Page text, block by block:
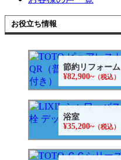
お役立ち情報
節約リフォーム
¥82,900~（税込）
浴室
¥35,200~（税込）